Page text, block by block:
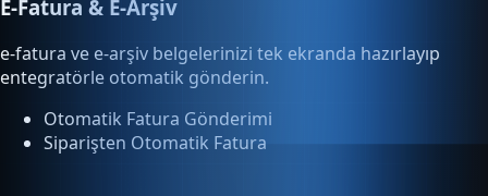
e-fatura ve e-arşiv belgelerinizi tek ekranda hazırlayıp
entegratörle otomatik gönderin.
Otomatik Fatura Gönderimi
Siparişten Otomatik Fatura